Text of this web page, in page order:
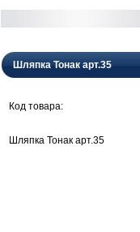
Шляпка Тонак арт.35
Код товара:
Шляпка Тонак арт.35